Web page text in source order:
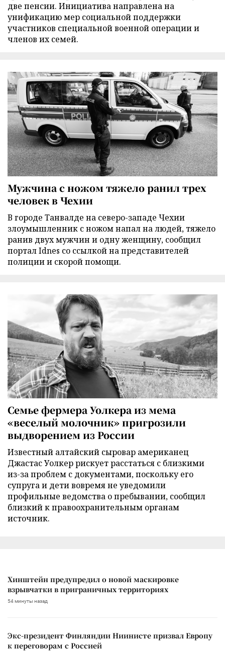
две пенсии. Инициатива направлена на
унификацию мер социальной поддержки
участников специальной военной операции и
членов их семей.
Мужчина с ножом тяжело ранил трех
человек в Чехии
В городе Танвалде на северо-западе Чехии
злоумышленник с ножом напал на людей, тяжело
ранив двух мужчин и одну женщину, сообщил
портал Idnes со ссылкой на представителей
полиции и скорой помощи.
Семье фермера Уолкера из мема
«веселый молочник» пригрозили
выдворением из России
Известный алтайский сыровар американец
Джастас Уолкер рискует расстаться с близкими
из-за проблем с документами, поскольку его
супруга и дети вовремя не уведомили
профильные ведомства о пребывании, сообщил
близкий к правоохранительным органам
источник.
Хинштейн предупредил о новой маскировке
взрывчатки в приграничных территориях
54 минуты назад
Экс-президент Финляндии Ниинисте призвал Европу
к переговорам с Россией